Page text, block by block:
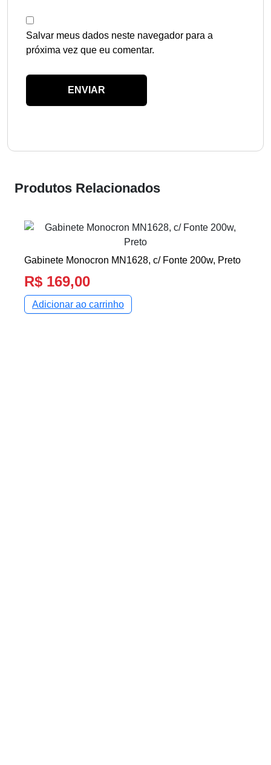
Salvar meus dados neste navegador para a
próxima vez que eu comentar.
Produtos Relacionados
Gabinete Monocron MN1628, c/ Fonte 200w, Preto
R$ 169,00
Adicionar ao carrinho